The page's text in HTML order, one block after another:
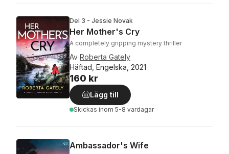
Del 3 - Jessie Novak
Her Mother's Cry
A completely gripping mystery thriller
Av Roberta Gately
Häftad, Engelska, 2021
160 kr
Lägg till
Skickas inom 5-8 vardagar
Ambassador's Wife